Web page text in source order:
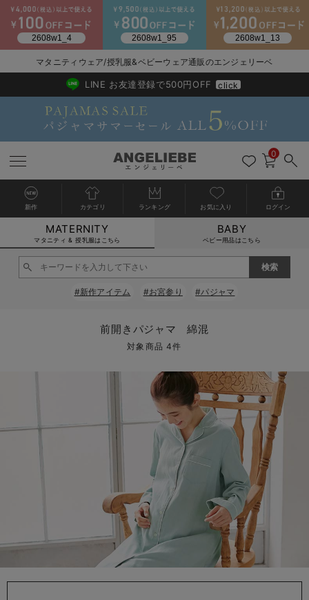
マタニティウェア全て
マタニティ ワンピース
マタニティ トップス
マタニティ アウター（コート）・ママコート
マタニティ 下着・インナー全て
授乳ブラ・マタニティブラ（マタニティインナー・産後用品）
マタニティ 授乳 キャミソール
骨盤・マタニティベルト （妊娠中・産後）
授乳服全て
マタニティ フォーマル全て
マタニティ スーツ
マタニティ ドレス（結婚式・お呼ばれ）
マタニティ フォーマル パンツ・ボトムス
授乳用品全て
妊婦用 抱き枕・授乳クッション
マタニティレッグウェア全て
マタニティストッキング・タイツ
マタニティ ボディケア全て
アウトレット全て
【アウトレット】ワンピース
【アウトレット】パジャマ
【アウトレット】ベビー
特集全て
コットン素材
接触冷感素材
快適機能ウェア特集 トップス
再入荷全て
再入荷｜インナー
戻る
送料無料アイテム全て
ワンピース
スカート
パジャマ
インナー
雑貨
ベビー
戻る
ブラキャミ おまとめ
MAX55%OFF ブラックフ
戻る
【37周年祭セール】
【37周年祭セール】
戻る
気温差別オススメア
【15℃】3月下旬～
戻る
動きやすく着回しで
戻る
強撚スムース(コスパ
戻る
マタニティウェア
【おまとめ割】パジ
戻る
こだわりの履き心地
カジュアル
オフィス
戻る
ジャケット派
きれいめ美脚パンツ派
ツィード派
王道シンプル派
セットアップ派
戻る
出産準備応援割全て
マタニティパジャマ
戻る
【オフィスカジュア
戻る
レギンスタイプ
戻る
【フォーマル】ワン
戻る
【ベビー】長袖
戻る
ハンカチ
短肌着
セット
戻る
快適ウェア10%OFF
快適ウェア10%OFF
戻る
春のマタニティワン
セットアップ・ レイ
ジャンパースカート/
ワーク・オフィス
カジュアル
フォーマル / オケー
あったかアイテム｜
戻る
Gift Selection 出産
〜3,000円（税込）
10,001円（税込）〜
女の子におススメの
男の子におススメの
定番ギフト
もらって嬉しいギフト
かわいくておもしろ
何枚あっても嬉しい
戻る
冬の冷え対策インナ
薄くてあったか
保温&リカバリー
レギンス・タイツ
カップ付きインナー
あったか度◎
裏起毛素材
戻る
入院準備の持ち物チ
入院してすぐ使うグ
戻る
冬のあったか特集全て
【冬のあったか特集
【冬のあったか特集
マタニティウェア/授乳服&ベビーウェア通販のエンジェリーベ
2026/NewArrival
送料495円(一部地域を除く) 7,700円以上で送料無料
LINE お友達登録で500円OFF click
0
新作 カテゴリ ランキング お気に入り ログイン
MATERNITY
マタニティ & 授乳服はこちら
BABY
ベビー用品はこちら
#新作アイテム #お宮参り #パジャマ
前開きパジャマ 綿混
対象商品 4件
カートに入れる
閉じる